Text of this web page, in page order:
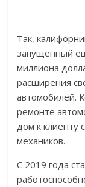
Так,
запущенный
миллиона
расширения
автомобилей.
ремонте
дом к клиенту
механиков.
С 2019 года